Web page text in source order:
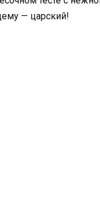
— царский!